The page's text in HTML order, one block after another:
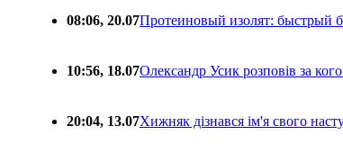
08:06, 20.07Протеиновый изолят: быстрый
10:56, 18.07Олександр Усик розповів за
20:04, 13.07Хижняк дізнався ім'я свого